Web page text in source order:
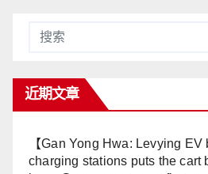
近期文章
【Gan Yong Hwa: Levying EV
charging stations puts the cart